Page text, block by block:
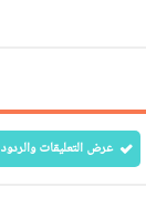
عرض التعليقات والردود